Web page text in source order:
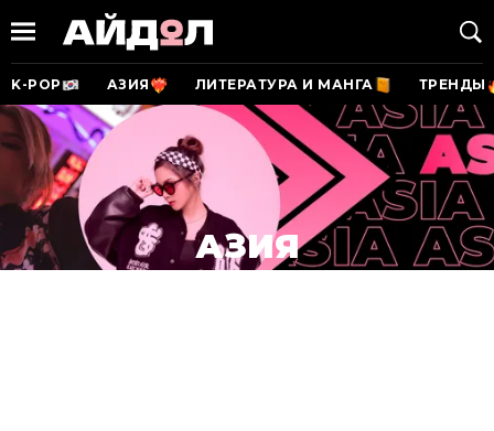
K-POP АЗИЯ ЛИТЕРАТУРА И МАНГА ТРЕНДЫ
АЗИЯ